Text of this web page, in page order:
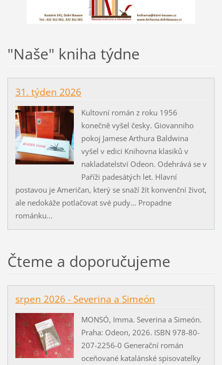
"Naše" kniha týdne
31. týden 2026
Kultovní román z roku 1956
konečně vyšel česky. Giovanniho
pokoj Jamese Arthura Baldwina
vyšel v edici Knihovna klasiků v
nakladatelství Odeon. Odehrává se v
Paříži padesátých let. Hlavní
postavou je Američan, který se snaží žít konvenční život,
ale nedokáže potlačovat své pudy... Propadne
románku...
Čteme a doporučujeme
srpen 2026 - Severina a Simeón
MONSÓ, Imma. Severina a Simeón.
Praha: Odeon, 2026. ISBN 978-80-
207-2256-0 Generační román
oceňované katalánské spisovatelky